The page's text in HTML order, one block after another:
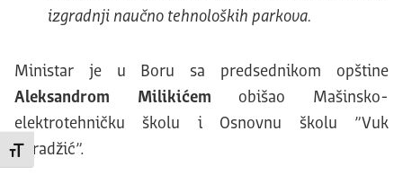
Promeni veličinu slova
izgradnji naučno tehnoloških parkova.
Ministar je u Boru sa predsednikom opštine
Aleksandrom Milikićem obišao Mašinsko-
elektrotehničku školu i Osnovnu školu ”Vuk
Karadžić”.